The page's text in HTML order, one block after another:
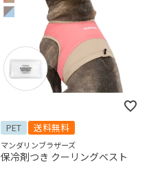
PET 送料無料
マンダリンブラザーズ
保冷剤つき クーリングベスト